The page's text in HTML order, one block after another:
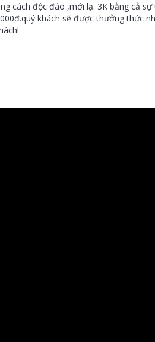
cách độc đáo ,mới lạ. 3K bằng cả
khách sẽ được thưởng thức